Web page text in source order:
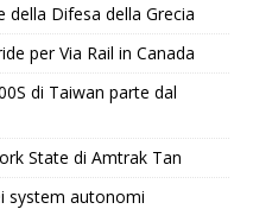
della Difesa della Grecia
per Via Rail in Canada
di Taiwan parte dal
State di Amtrak Tan
system autonomi